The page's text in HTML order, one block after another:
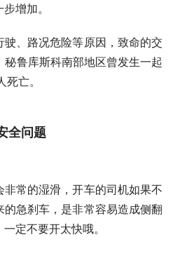
增加。
、路况危险等原因，致命的交
鲁库斯科南部地区曾发生一起
亡。
全问题
常的湿滑，开车的司机如果不
急刹车，是非常容易造成侧翻
定不要开太快哦。